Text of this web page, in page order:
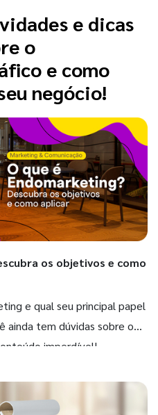
e dicas
o
e como
negócio!
os objetivos e como
e qual seu principal papel
ainda tem dúvidas sobre o
imperdível!